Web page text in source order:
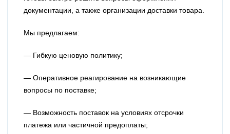
документации, а также организации доставки товара.
Мы предлагаем:
— Гибкую ценовую политику;
— Оперативное реагирование на возникающие
вопросы по поставке;
— Возможность поставок на условиях отсрочки
платежа или частичной предоплаты;